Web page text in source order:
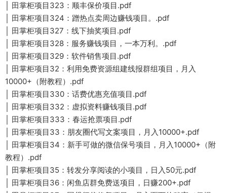
│ 田掌柜项目323：顺丰保价项目.pdf
│ 田掌柜项目324：蹭热点卖周边赚钱项目。.pdf
│ 田掌柜项目327：线下抽奖项目.pdf
│ 田掌柜项目328：服务赚钱项目，一本万利。.pdf
│ 田掌柜项目329：软件销售项目.pdf
│ 田掌柜项目32：利用免费资源组建线报群组项目，月入
10000+（附教程）.pdf
│ 田掌柜项目330：话费优惠充值项目.pdf
│ 田掌柜项目332：虚拟资料赚钱项目.pdf
│ 田掌柜项目333：春运抢票项目.pdf
│ 田掌柜项目33：朋友圈代写文案项目，月入10000+.pdf
│ 田掌柜项目34：新手可做的微信保号项目，月入10000+（附
教程）.pdf
│ 田掌柜项目35：转发分享阅读的小项目，日入50元.pdf
│ 田掌柜项目36：闲鱼店群免费送项目，日赚200+.pdf